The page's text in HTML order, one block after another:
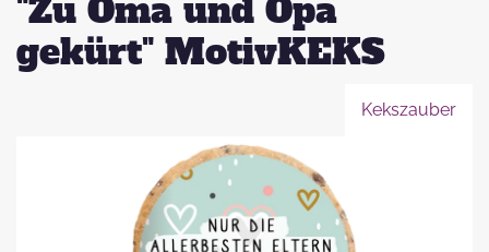
"Zu Oma und Opa
gekürt" MotivKEKS
Kekszauber